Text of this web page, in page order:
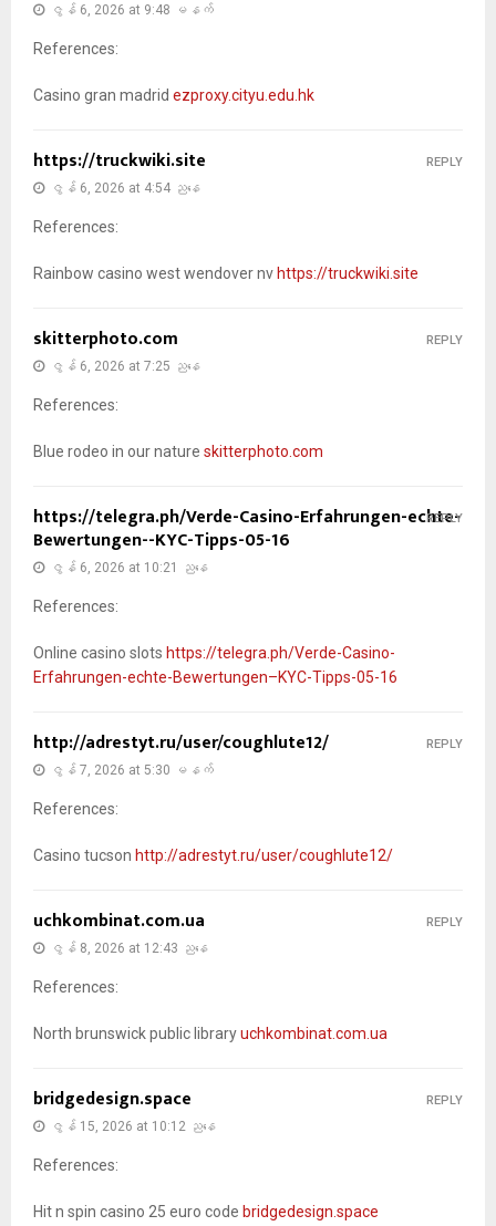
ဇွန် 6, 2026 at 9:48 မနက်
References:
Casino gran madrid ezproxy.cityu.edu.hk
https://truckwiki.site
ဇွန် 6, 2026 at 4:54 ညနေ
References:
Rainbow casino west wendover nv https://truckwiki.site
REPLY
skitterphoto.com
ဇွန် 6, 2026 at 7:25 ညနေ
References:
Blue rodeo in our nature skitterphoto.com
REPLY
https://telegra.ph/Verde-Casino-Erfahrungen-echte-
Bewertungen--KYC-Tipps-05-16
ဇွန် 6, 2026 at 10:21 ညနေ
References:
Online casino slots https://telegra.ph/Verde-Casino-
Erfahrungen-echte-Bewertungen–KYC-Tipps-05-16
REPLY
http://adrestyt.ru/user/coughlute12/
ဇွန် 7, 2026 at 5:30 မနက်
References:
Casino tucson http://adrestyt.ru/user/coughlute12/
REPLY
uchkombinat.com.ua
ဇွန် 8, 2026 at 12:43 ညနေ
References:
North brunswick public libraryuchkombinat.com.ua
REPLY
bridgedesign.space
ဇွန် 15, 2026 at 10:12 ညနေ
References:
Hit n spin casino 25 euro code bridgedesign.space
REPLY